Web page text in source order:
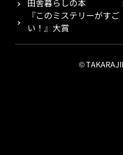
田舎暮らしの本
『このミステリーがすご
い！』大賞
©